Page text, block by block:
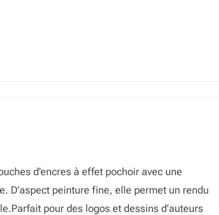
d’encres à effet pochoir avec une
D’aspect peinture fine, elle permet un rendu
pour des logos et dessins d’auteurs